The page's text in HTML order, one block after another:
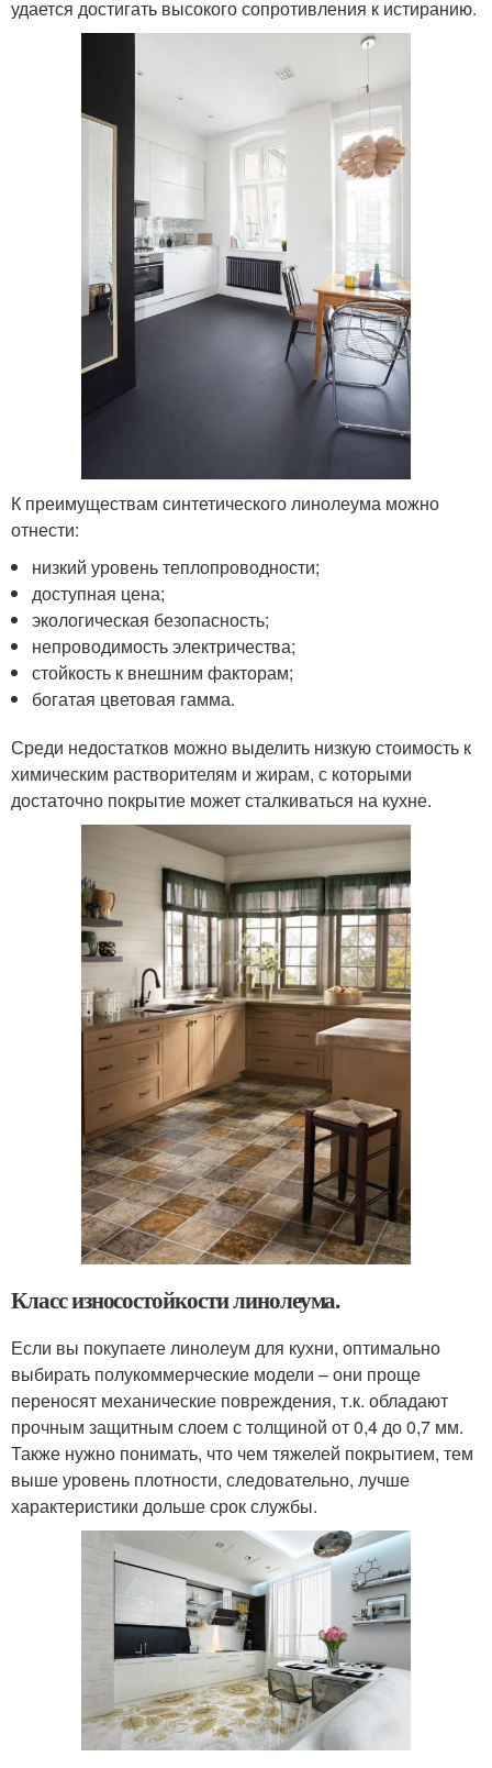
удается достигать высокого сопротивления к истиранию.
К преимуществам синтетического линолеума можно
отнести:
низкий уровень теплопроводности;
доступная цена;
экологическая безопасность;
непроводимость электричества;
стойкость к внешним факторам;
богатая цветовая гамма.
Среди недостатков можно выделить низкую стоимость к
химическим растворителям и жирам, с которыми
достаточно покрытие может сталкиваться на кухне.
Класс износостойкости линолеума.
Если вы покупаете линолеум для кухни, оптимально
выбирать полукоммерческие модели – они проще
переносят механические повреждения, т.к. обладают
прочным защитным слоем с толщиной от 0,4 до 0,7 мм.
Также нужно понимать, что чем тяжелей покрытием, тем
выше уровень плотности, следовательно, лучше
характеристики дольше срок службы.